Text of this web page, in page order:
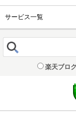
サービス一覧
楽天ブロ